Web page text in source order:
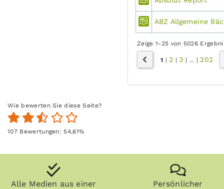
ABZ Allgemeine
Zeige 1-25 von 5026
1 | 2 |3 | ... | 202
Wie bewerten Sie diese Seite?
107Bewertungen: 54,61%
Alle Medien aus einer
Persönlicher